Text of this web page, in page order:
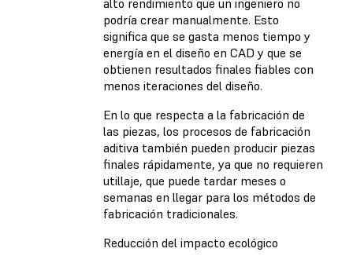
alto rendimiento que un ingeniero no
podría crear manualmente. Esto
significa que se gasta menos tiempo y
energía en el diseño en CAD y que se
obtienen resultados finales fiables con
menos iteraciones del diseño.
En lo que respecta a la fabricación de
las piezas, los procesos de fabricación
aditiva también pueden producir piezas
finales rápidamente, ya que no requieren
utillaje, que puede tardar meses o
semanas en llegar para los métodos de
fabricación tradicionales.
Reducción del impacto ecológico